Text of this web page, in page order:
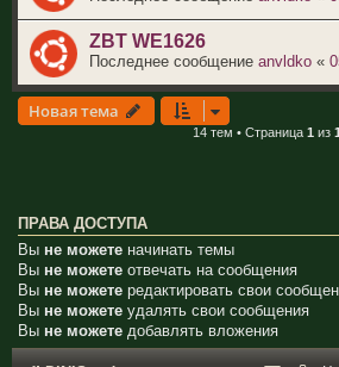
ZBT WE1626
Последнее сообщение anvldko «
Новая тема
14 тем • Страница 1 из 1
ПРАВА ДОСТУПА
Вы не можете начинать темы
Вы не можете отвечать на сообщения
Вы не можете редактировать свои
Вы не можете удалять свои сообщения
Вы не можете добавлять вложения